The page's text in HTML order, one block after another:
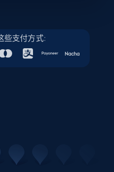
些支付方式: